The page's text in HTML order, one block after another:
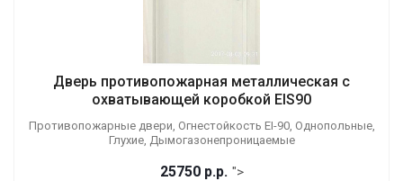
Дверь противопожарная металлическая с
охватывающей коробкой EIS90
Противопожарные двери, Огнестойкость EI-90, Однопольные,
Глухие, Дымогазонепроницаемые
25750 р.р. ">